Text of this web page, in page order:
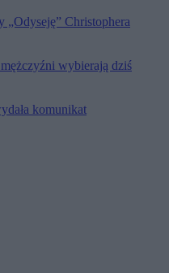
„Odyseję” Christophera
wybierają dziś
komunikat